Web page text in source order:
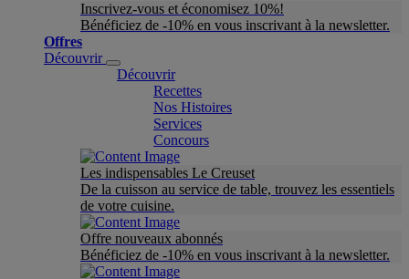
Inscrivez-vous et économisez 10%!
Bénéficiez de -10% en vous inscrivant à la newsletter.
Offres
Découvrir
Découvrir
Recettes
Nos Histoires
Services
Concours
Les indispensables Le Creuset
De la cuisson au service de table, trouvez les essentiels
de votre cuisine.
Offre nouveaux abonnés
Bénéficiez de -10% en vous inscrivant à la newsletter.